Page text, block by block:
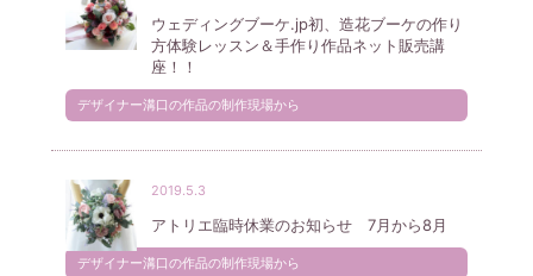
ウェディングブーケ.jp初、造花ブーケの作り
方体験レッスン＆手作り作品ネット販売講
座！！
デザイナー溝口の作品の制作現場から
2019.5.3
アトリエ臨時休業のお知らせ 7月から8月
デザイナー溝口の作品の制作現場から